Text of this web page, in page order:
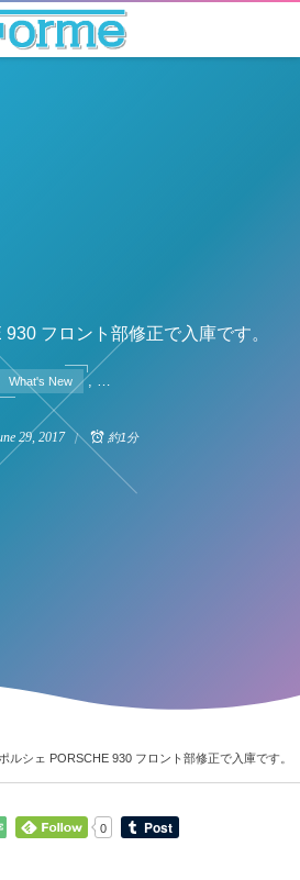
フロント部修正で入庫です。
What's New , …
29, 2017 約1分
ポルシェ PORSCHE 930 フロント部修正で入庫です。
0